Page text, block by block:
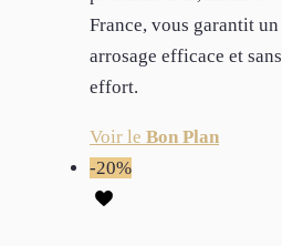
France, vous garantit un
arrosage efficace et sans
effort.
Voir le Bon Plan
-20%